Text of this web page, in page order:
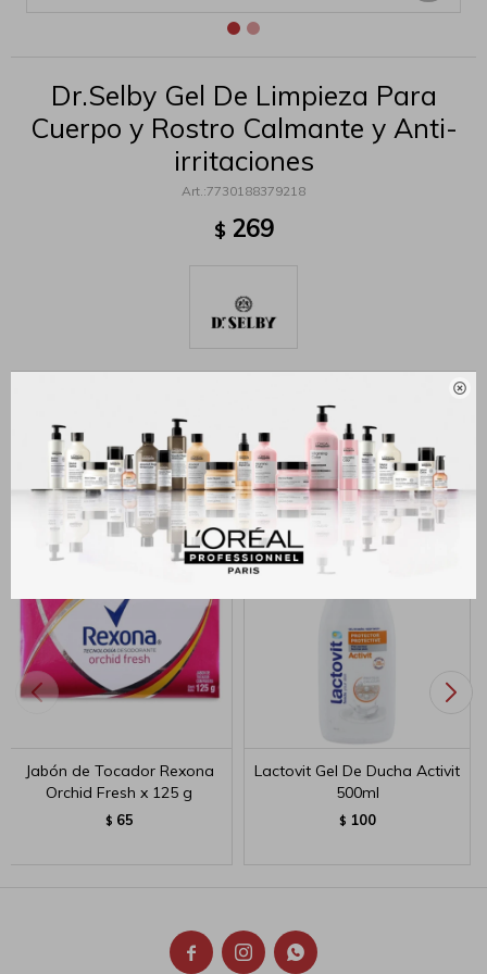

Dr.Selby Gel De Limpieza Para
Cuerpo y Rostro Calmante y Anti-
irritaciones
7730188379218
$ 269
Productos que te pueden interesar
Jabón de Tocador Rexona
Orchid Fresh x 125 g
$ 65
Lactovit Gel De Ducha Activit
500ml
$ 100
  